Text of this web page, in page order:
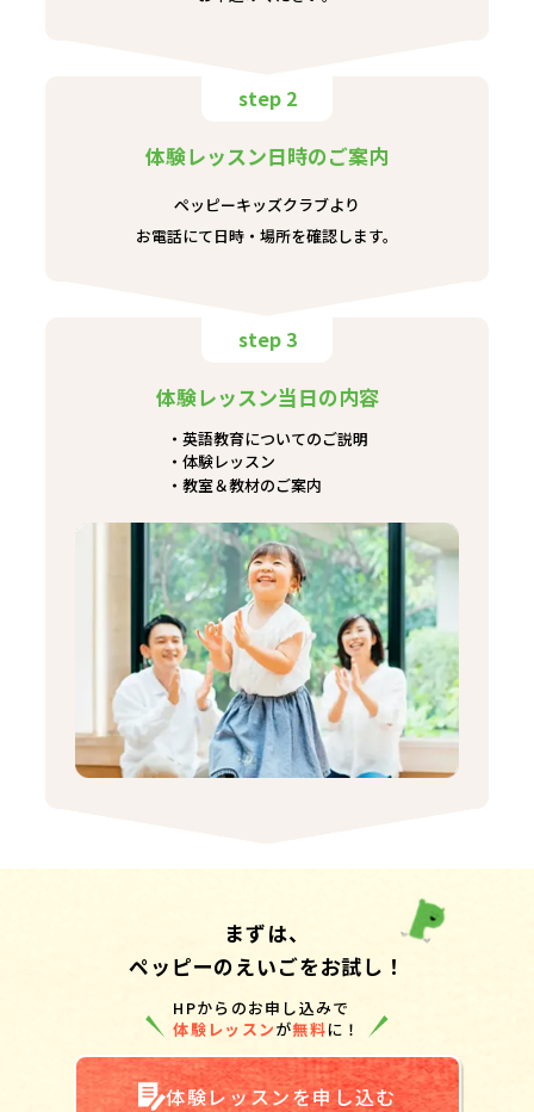
step 2
体験レッスン日時のご案内
ペッピーキッズクラブより
お電話にて日時・場所を確認します。
step 3
体験レッスン当日の内容
英語教育についてのご説明
体験レッスン
教室＆教材のご案内
まずは、
ペッピーのえいごをお試し！
HPからのお申し込みで
体験レッスンが無料に！
体験レッスンを申し込む